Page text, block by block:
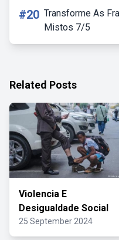
#20 Transforme As
Mistos 7/5
Related Posts
Violencia E
Desigualdade Social
25 September 2024